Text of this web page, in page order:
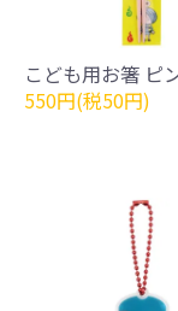
こども用お箸 ピ
550円(税50円)